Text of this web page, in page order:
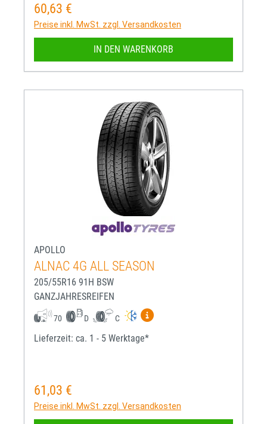
Regulärer Preis:
60,63 €
Preise inkl. MwSt. zzgl. Versandkosten
IN DEN WARENKORB
APOLLO
ALNAC 4G ALL SEASON
205/55R16 91H BSW
GANZJAHRESREIFEN
70 D C
Mehr Informationen zum
Lieferzeit: ca. 1 - 5 Werktage*
Regulärer Preis:
61,03 €
Preise inkl. MwSt. zzgl. Versandkosten